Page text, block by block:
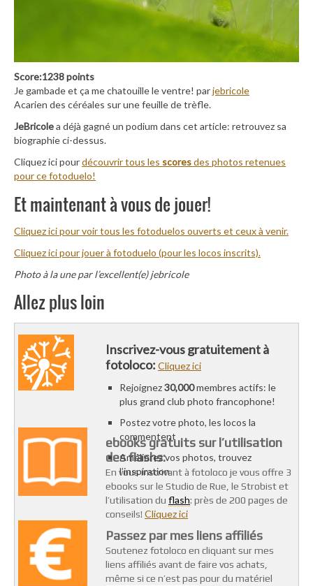
Score:1238 points
Je gambade et ça me chatouille le ventre! parjebricole
Acarien des céréales sur une feuille de trèfle.
JeBricolea déjà gagné un podium dans cet article: retrouvez sa
biographie ci-dessus.
Cliquez ici pourdécouvrir tous les scoresdes photos retenues
pour ce fotoduelo!
Et maintenant à vous de jouer!
Cliquez ici pour voir tous les fotoduelos ouverts et ceux à venir.
Cliquez ici pour jouer à fotoduelo (pour les locos inscrits).
Photo à la une par l’excellent(e) jebricole
Allez plus loin
Inscrivez-vous gratuitement à
fotoloco: Cliquez ici
Rejoignez30,000membres actifs: le
plus grand club photo francophone!
Postez votre photo, les locos la
commentent
Améliorez vos photos, trouvez
l’inspiration
ebooks gratuits sur l’utilisation
des flashs:
En vous inscrivant à fotoloco je vous offre 3
ebooks sur le Studio de Rue, le Strobist et
l’utilisation du flash: près de 200 pages de
conseils! Cliquez ici
Passez par mes liens affiliés
Soutenez fotoloco en cliquant sur mes
liens affiliés avant de faire vos achats,
même si ce n’est pas pour du matériel